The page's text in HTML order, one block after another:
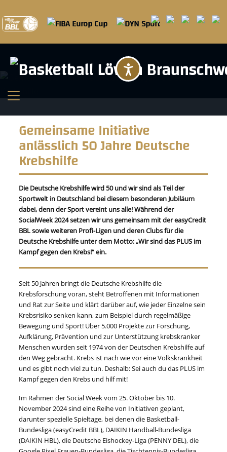
Gemeinsame Initiative
anlässlich 50 Jahre Deutsche
Krebshilfe
Die Deutsche Krebshilfe wird 50 und wir sind als Teil der
Sportwelt in Deutschland bei diesem besonderen Jubiläum
dabei, denn der Sport vereint uns alle! Während der
SocialWeek 2024 setzen wir uns gemeinsam mit der easyCredit
BBL sowie weiteren Profi-Ligen und deren Clubs für die
Deutsche Krebshilfe unter dem Motto: „Wir sind das PLUS im
Kampf gegen den Krebs!“ ein.
Seit 50 Jahren bringt die Deutsche Krebshilfe die
Krebsforschung voran, steht Betroffenen mit Informationen
und Rat zur Seite und klärt darüber auf, wie jeder Einzelne sein
Krebsrisiko senken kann, zum Beispiel durch regelmäßige
Bewegung und Sport! Über 5.000 Projekte zur Forschung,
Aufklärung, Prävention und zur Unterstützung krebskranker
Menschen wurden seit 1974 von der Deutschen Krebshilfe auf
den Weg gebracht. Krebs ist nach wie vor eine Volkskrankheit
und es gibt noch viel zu tun. Deshalb: Sei auch du das PLUS im
Kampf gegen den Krebs und hilf mit!
Im Rahmen der Social Week vom 25. Oktober bis 10.
November 2024 sind eine Reihe von Initiativen geplant,
darunter spezielle Spieltage, bei denen die Basketball-
Bundesliga (easyCredit BBL), DAIKIN Handball-Bundesliga
(DAIKIN HBL), die Deutsche Eishockey-Liga (PENNY DEL), die